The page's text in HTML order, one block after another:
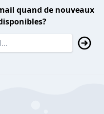
quand de nouveaux